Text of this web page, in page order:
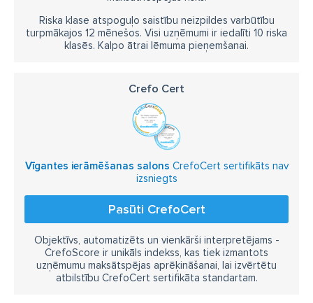
Riska klase atspoguļo saistību neizpildes varbūtību
turpmākajos 12 mēnešos. Visi uzņēmumi ir iedalīti 10 riska
klasēs. Kalpo ātrai lēmuma pieņemšanai.
Crefo Cert
Vīgantes ierāmēšanas salons CrefoCert sertifikāts nav
izsniegts
Pasūti CrefoCert
Objektīvs, automatizēts un vienkārši interpretējams -
CrefoScore ir unikāls indekss, kas tiek izmantots
uzņēmumu maksātspējas aprēķināšanai, lai izvērtētu
atbilstību CrefoCert sertifikāta standartam.